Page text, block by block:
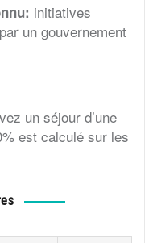
initiatives
un gouvernement
un séjour d’une
est calculé sur les